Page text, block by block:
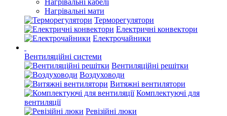
Нагрівальні кабелі
Нагрівальні мати
Терморегулятори
Електричні конвектори
Електрочайники
Вентиляційні системи
Вентиляційні решітки
Воздуховоди
Витяжні вентилятори
Комплектуючі для
вентиляції
Ревізійні люки